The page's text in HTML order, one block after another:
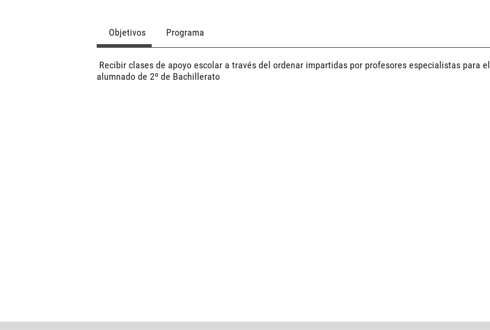
Objetivos Programa
Recibir clases de apoyo escolar a través del ordenar impartidas por profesores especialistas para el
alumnado de 2º de Bachillerato